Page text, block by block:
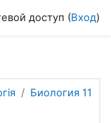
доступ (Вход)
Биология 11